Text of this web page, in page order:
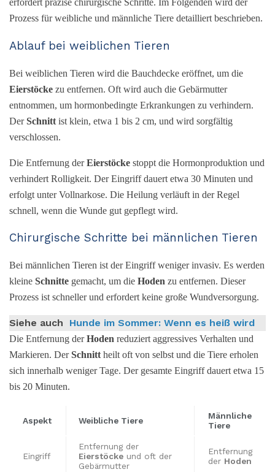
erfordert präzise chirurgische Schritte. Im Folgenden wird der
Prozess für weibliche und männliche Tiere detailliert beschrieben.
Ablauf bei weiblichen Tieren
Bei weiblichen Tieren wird die Bauchdecke eröffnet, um die
Eierstöcke zu entfernen. Oft wird auch die Gebärmutter
entnommen, um hormonbedingte Erkrankungen zu verhindern.
DerSchnitt ist klein, etwa 1 bis 2 cm, und wird sorgfältig
verschlossen.
Die Entfernung derEierstöcke stoppt die Hormonproduktion und
verhindert Rolligkeit. Der Eingriff dauert etwa 30 Minuten und
erfolgt unter Vollnarkose. Die Heilung verläuft in der Regel
schnell, wenn die Wunde gut gepflegt wird.
Chirurgische Schritte bei männlichen Tieren
Bei männlichen Tieren ist der Eingriff weniger invasiv. Es werden
kleine Schnitte gemacht, um die Hoden zu entfernen. Dieser
Prozess ist schneller und erfordert keine große Wundversorgung.
Siehe auch Hunde im Sommer: Wenn es heiß wird
Die Entfernung derHoden reduziert aggressives Verhalten und
Markieren. DerSchnitt heilt oft von selbst und die Tiere erholen
sich innerhalb weniger Tage. Der gesamte Eingriff dauert etwa 15
bis 20 Minuten.
Aspekt Weibliche Tiere
Männliche
Tiere
Eingriff
Entfernung der
Eierstöcke und oft der
Gebärmutter
Entfernung
der Hoden